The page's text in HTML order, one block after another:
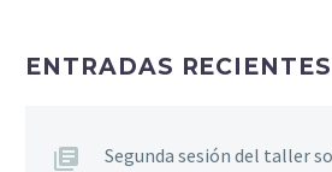
ENTRADAS RECIENTES
Segunda sesión del taller